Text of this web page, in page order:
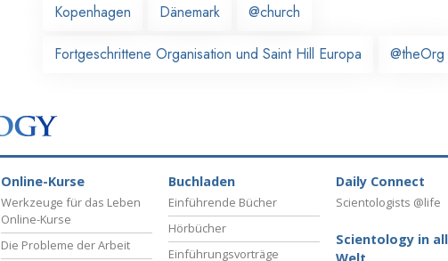
Kopenhagen
Dänemark @church
Fortgeschrittene Organisation und Saint Hill Europa @theOrg
Online-Kurse
Werkzeuge für das Leben
Online-Kurse
Die Probleme der Arbeit
Buchladen
Einführende Bücher
Hörbücher
Einführungsvorträge
Daily Connect
Scientologists @life
Scientology in